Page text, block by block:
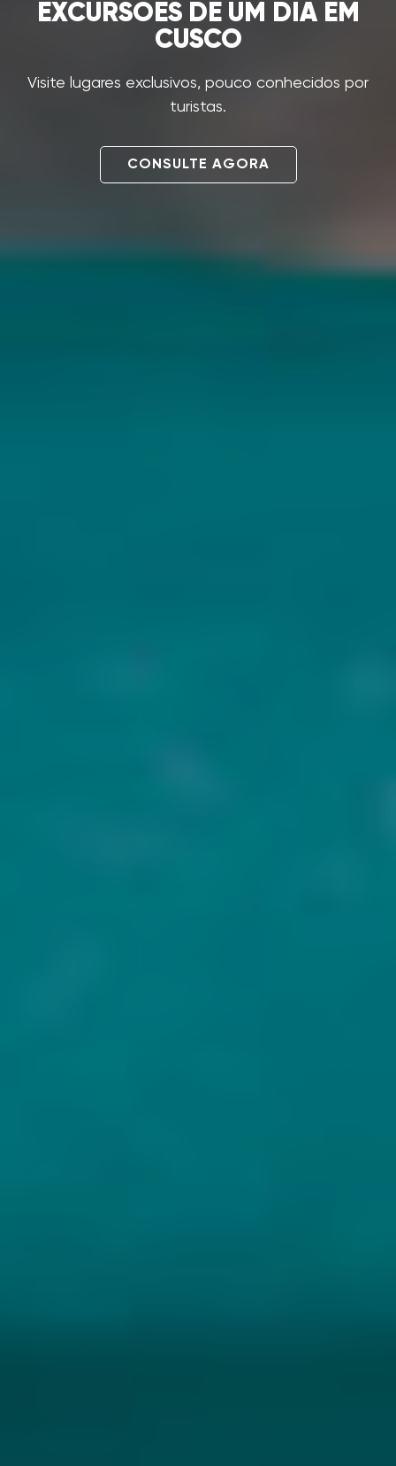
EXCURSÕES DE UM DIA EM
CUSCO
Visite lugares exclusivos, pouco conhecidos por
turistas.
CONSULTE AGORA